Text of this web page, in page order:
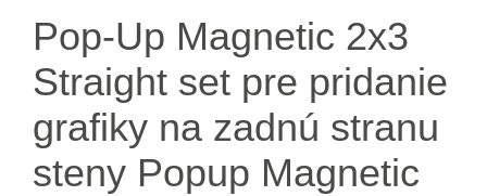
Pop-Up Magnetic 2x3
Straight set pre pridanie
grafiky na zadnú stranu
steny Popup Magnetic